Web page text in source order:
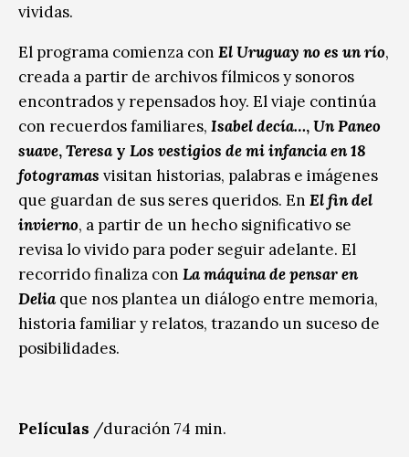
vividas.
El programa comienza con El Uruguay no es un río,
creada a partir de archivos fílmicos y sonoros
encontrados y repensados hoy. El viaje continúa
con recuerdos familiares, Isabel decía…,Un Paneo
suave,Teresa y Los vestigios de mi infancia en 18
fotogramas visitan historias, palabras e imágenes
que guardan de sus seres queridos. En El fin del
invierno, a partir de un hecho significativo se
revisa lo vivido para poder seguir adelante. El
recorrido finaliza con La máquina de pensar en
Delia que nos plantea un diálogo entre memoria,
historia familiar y relatos, trazando un suceso de
posibilidades.
Películas /duración 74 min.